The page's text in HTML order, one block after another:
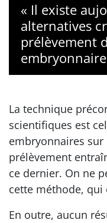
« Il existe
alternatives
prélèvement
La technique
scientifiques est
embryonnaires sur
prélèvement
ce dernier. On ne
cette méthode, qui
En outre, aucun